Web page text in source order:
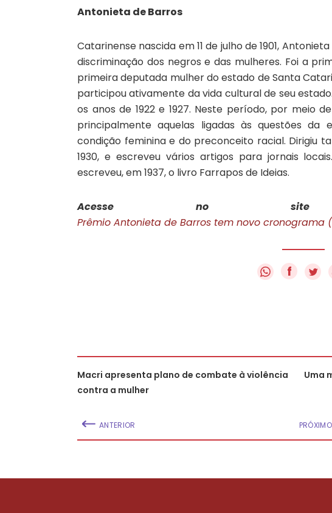
Antonieta de Barros
Catarinense nascida em 11 de julho de 1901,
discriminação dos negros e das mulheres. Foi a
primeira deputada mulher do estado de Santa
participou ativamente da vida cultural de seu
os anos de 1922 e 1927. Neste período, por meio
principalmente aquelas ligadas às questões da
condição feminina e do preconceito racial. Dirigiu
1930, e escreveu vários artigos para jornais
escreveu, em 1937, o livro Farrapos de Ideias.
Acesse no
Prêmio Antonieta de Barros tem novo cronograma
f
Macri apresenta plano de combate à violência
contra a mulher
ANTERIOR
Uma
PRÓXIMO